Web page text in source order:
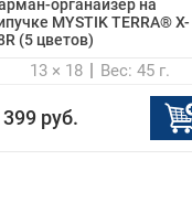
органайзер на
MYSTIK TERRA® X-
(5 цветов)
13 × 18 Вес: 45 г.
399 руб.